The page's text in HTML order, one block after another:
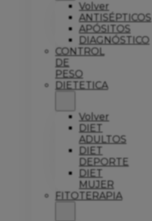
Volver
ANTISÉPTICOS
APÓSITOS
DIAGNÓSTICO
CONTROL
DE
PESO
DIETETICA
Volver
DIET
ADULTOS
DIET
DEPORTE
DIET
MUJER
FITOTERAPIA